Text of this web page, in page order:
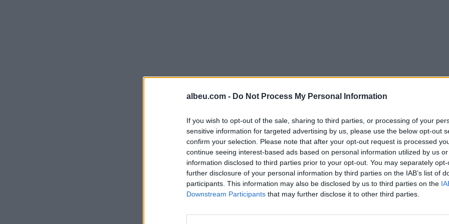
albeu.com - Do Not Process My Personal Information
If you wish to opt-out of the sale, sharing to third parties, or processing of your
sensitive information for targeted advertising by us, please use the below opt-out
confirm your selection. Please note that after your opt-out request is processed
continue seeing interest-based ads based on personal information utilized by us
information disclosed to third parties prior to your opt-out. You may separately
further disclosure of your personal information by third parties on the IAB’s list of
participants. This information may also be disclosed by us to third parties on the
Downstream Participants that may further disclose it to other third parties.